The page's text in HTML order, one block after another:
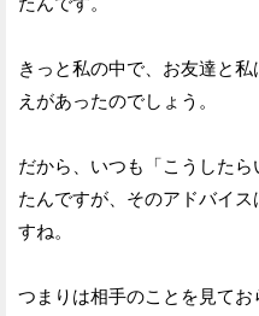
きっと私の中で、お友達と
えがあったのでしょう。
だから、いつも「こうした
たんですが、そのアドバイ
すね。
つまりは相手のことを見て